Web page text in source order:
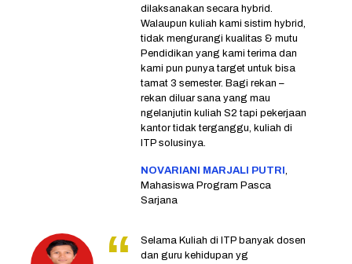
dilaksanakan secara hybrid.
Walaupun kuliah kami sistim hybrid,
tidak mengurangi kualitas & mutu
Pendidikan yang kami terima dan
kami pun punya target untuk bisa
tamat 3 semester. Bagi rekan –
rekan diluar sana yang mau
ngelanjutin kuliah S2 tapi pekerjaan
kantor tidak terganggu, kuliah di
ITP solusinya.
NOVARIANI MARJALI PUTRI ,
Mahasiswa Program Pasca
Sarjana
Selama Kuliah di ITP banyak dosen
dan guru kehidupan yg